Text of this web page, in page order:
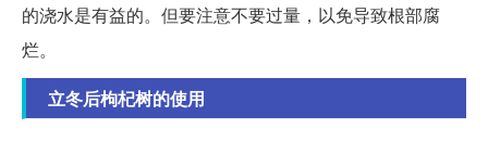
的浇水是有益的。但要注意不要过量，以免导致根部腐
烂。
立冬后枸杞树的使用